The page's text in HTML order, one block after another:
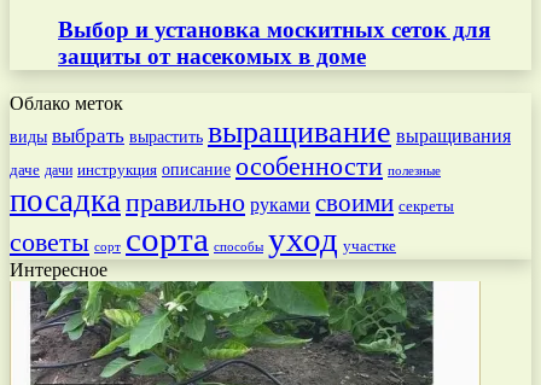
Выбор и установка москитных сеток для
защиты от насекомых в доме
Облако меток
виды выбрать вырастить выращивание выращивания
даче дачи инструкция описание особенности полезные
посадкаправильно руками своими секреты
советы сорт сорта способы уход участке
Интересное